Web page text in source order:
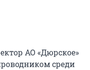
АО «Дюрское»
среди